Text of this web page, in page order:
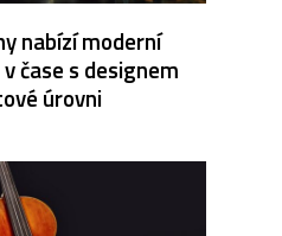
nabízí moderní
čase s designem
úrovni